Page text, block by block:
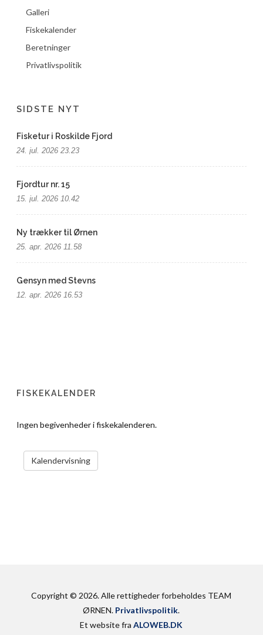
Galleri
Fiskekalender
Beretninger
Privatlivspolitik
SIDSTE NYT
Fisketur i Roskilde Fjord
24. jul. 2026 23.23
Fjordtur nr. 15
15. jul. 2026 10.42
Ny trækker til Ørnen
25. apr. 2026 11.58
Gensyn med Stevns
12. apr. 2026 16.53
FISKEKALENDER
Ingen begivenheder i fiskekalenderen.
Kalendervisning
Copyright © 2026. Alle rettigheder forbeholdes TEAM
ØRNEN. Privatlivspolitik.
Et website fraALOWEB.DK